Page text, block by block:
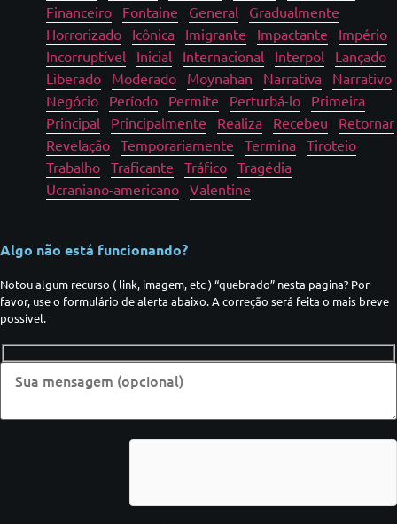
Financeiro
Fontaine General
Gradualmente
Horrorizado
Icônica Imigrante Impactante
Império
Incorruptível
Inicial Internacional Interpol
Lançado
Liberado
Moderado Moynahan Narrativa
Narrativo
Negócio
Período Permite Perturbá-lo
Primeira
Principal
Principalmente Realiza Recebeu
Retornar
Revelação Temporariamente Termina Tiroteio
Trabalho Traficante Tráfico Tragédia
Ucraniano-americano Valentine
Algo não está funcionando?
Notou algum recurso ( link, imagem, etc ) “quebrado” nesta pagina? Por
favor, use o formulário de alerta abaixo. A correção será feita o mais breve
possível.